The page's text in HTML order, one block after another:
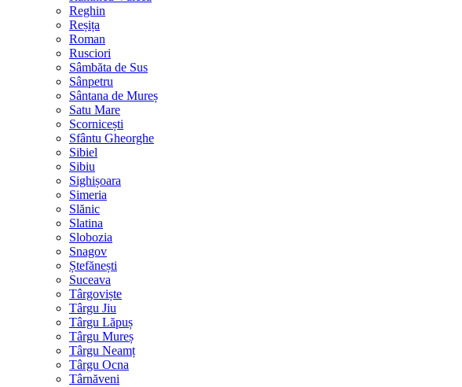
Reghin
Reșița
Roman
Rusciori
Sâmbăta de Sus
Sânpetru
Sântana de Mureș
Satu Mare
Scornicești
Sfântu Gheorghe
Sibiel
Sibiu
Sighișoara
Simeria
Slănic
Slatina
Slobozia
Snagov
Ștefănești
Suceava
Târgoviște
Târgu Jiu
Târgu Lăpuș
Târgu Mureș
Târgu Neamț
Târgu Ocna
Târnăveni